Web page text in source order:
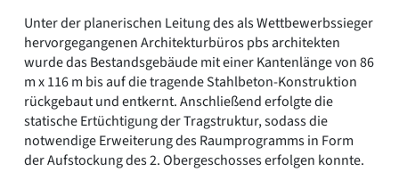
Unter der planerischen Leitung des als Wettbewerbssieger
hervorgegangenen Architekturbüros pbs architekten
wurde das Bestandsgebäude mit einer Kantenlänge von 86
m x 116 m bis auf die tragende Stahlbeton-Konstruktion
rückgebaut und entkernt. Anschließend erfolgte die
statische Ertüchtigung der Tragstruktur, sodass die
notwendige Erweiterung des Raumprogramms in Form
der Aufstockung des 2. Obergeschosses erfolgen konnte.